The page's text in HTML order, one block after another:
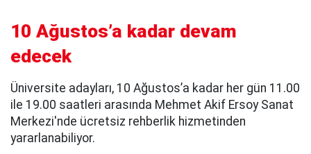
10 Ağustos’a kadar devam
edecek
Üniversite adayları, 10 Ağustos’a kadar her gün 11.00
ile 19.00 saatleri arasında Mehmet Akif Ersoy Sanat
Merkezi'nde ücretsiz rehberlik hizmetinden
yararlanabiliyor.